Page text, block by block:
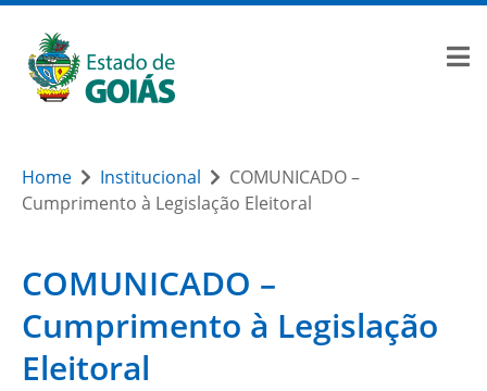
Home Institucional
COMUNICADO –
Cumprimento à Legislação Eleitoral
COMUNICADO –
Cumprimento à Legislação
Eleitoral